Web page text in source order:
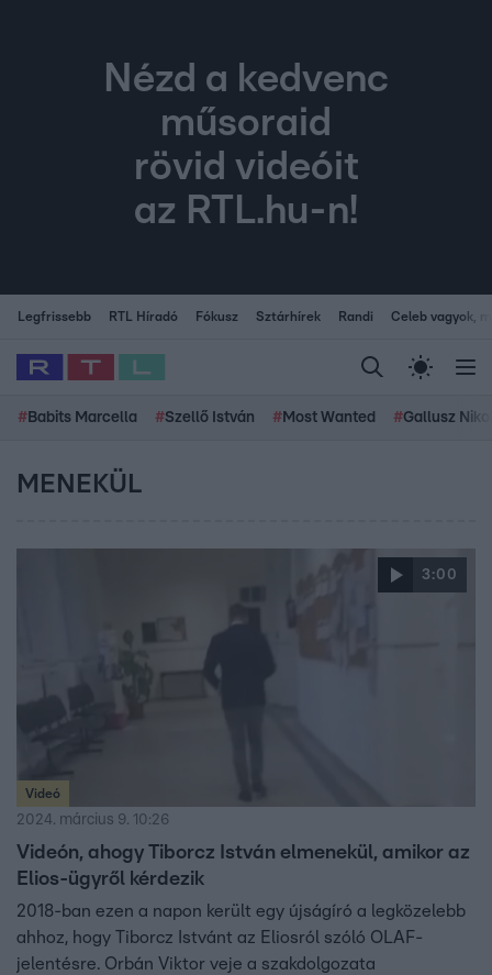
Nézd a kedvenc
műsoraid
rövid videóit
az RTL.hu-n!
Legfrissebb RTL Híradó Fókusz Sztárhírek Randi Celeb vagyok,
# Babits Marcella #Szellő István # Most Wanted #Gallusz
MENEKÜL
3:00
Videó
2024. március 9. 10:26
Videón, ahogy Tiborcz István elmenekül, amikor az
Elios-ügyről kérdezik
2018-ban ezen a napon került egy újságíró a legközelebb
ahhoz, hogy Tiborcz Istvánt az Eliosról szóló OLAF-
jelentésre. Orbán Viktor veje a szakdolgozata